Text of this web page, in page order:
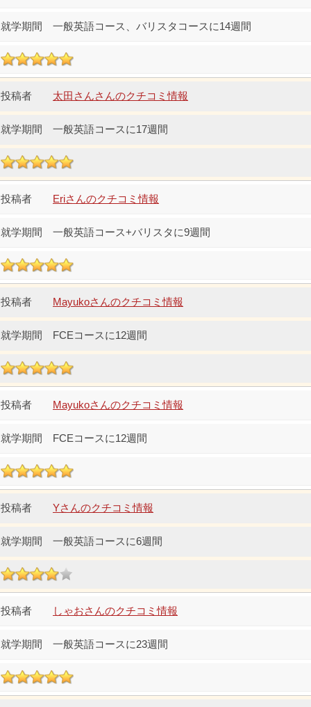
一般英語コース、バリスタコースに14週間
太田さんさんのクチコミ情報
一般英語コースに17週間
Eriさんのクチコミ情報
一般英語コース+バリスタに9週間
Mayukoさんのクチコミ情報
FCEコースに12週間
Mayukoさんのクチコミ情報
FCEコースに12週間
Yさんのクチコミ情報
一般英語コースに6週間
しゃおさんのクチコミ情報
一般英語コースに23週間